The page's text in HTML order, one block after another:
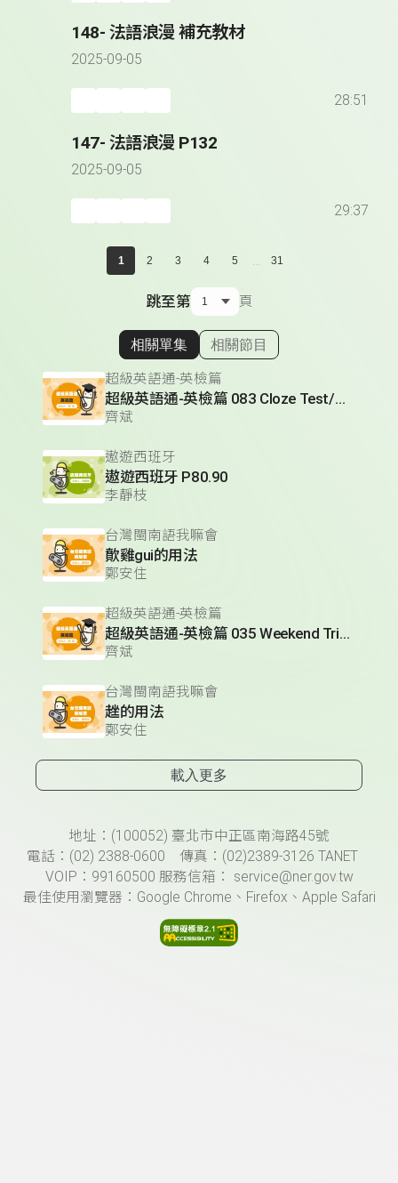
148- 法語浪漫 補充教材
2025-09-05
28:51
147- 法語浪漫 P132
2025-09-05
29:37
1 2 3 4 5 ... 31
跳至第 頁
顯示相關單集
相關單集 相關節目
超級英語通-英檢篇
超級英語通-英檢篇 083 Cloze Test/段落填空-13
齊斌
遨遊西班牙
遨遊西班牙 P80.90
李靜枝
台灣閩南語我嘛會
歕雞gui的用法
鄭安住
超級英語通-英檢篇
超級英語通-英檢篇 035 Weekend Trip- 週末旅遊
齊斌
台灣閩南語我嘛會
趖的用法
鄭安住
載入更多
頁尾資訊地址：(100052) 臺北市中正區南海路45號
電話：(02) 2388-0600 傳真：(02)2389-3126 TANET
VOIP：99160500 服務信箱： service@ner.gov.tw
最佳使用瀏覽器：Google Chrome、Firefox、Apple Safari